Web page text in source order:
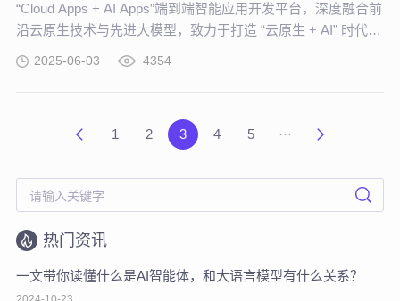
“Cloud Apps + AI Apps”端到端智能应用开发平台，深度融合前
沿云原生技术与先进大模型，致力于打造 “云原生 + AI” 时代
下，高度适配企业个性化需求、助力企业实现创新突破的专属
平台。
2025-06-03 4354
1 2 3 4 5 ···
热门资讯
一文带你读懂什么是AI智能体，和大语言模型有什么关系？